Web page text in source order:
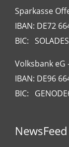
Sparkasse
IBAN: DE72
BIC:
Volksbank
IBAN: DE96
BIC:
NewsFeed